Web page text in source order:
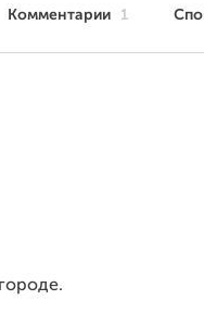
Комментарии 1